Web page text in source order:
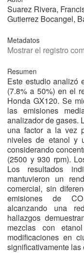
Suarez Rivera,
Gutierrez Bocangel,
Metadatos
Mostrar el registro
Resumen
Este estudio analizó
(7.8% a 50%) en el
Honda GX120. Se
las emisiones
analizador de gases.
una factor a la vez
niveles de etanol y
considerando
(2500 y 930 rpm).
Los resultados
mantuvieron un
comercial, sin
emisiones de CO
alcanzando una
hallazgos
mezclas con
modificaciones en
significativamente